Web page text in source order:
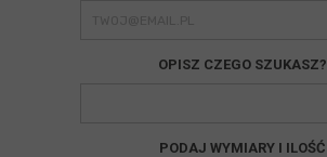
OPISZ CZEGO SZUKASZ?
PODAJ WYMIARY I ILOŚĆ